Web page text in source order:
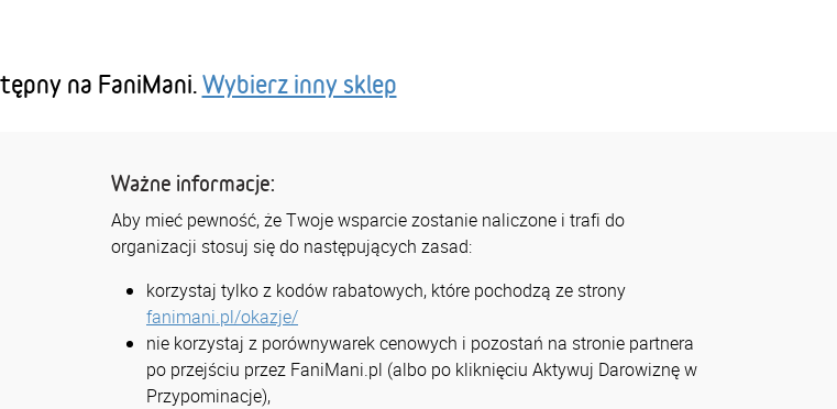
na FaniMani. Wybierz inny sklep
Ważne informacje:
Aby mieć pewność, że Twoje wsparcie zostanie naliczone i trafi do
organizacji stosuj się do następujących zasad:
korzystaj tylko z kodów rabatowych, które pochodzą ze strony
fanimani.pl/okazje/
nie korzystaj z porównywarek cenowych i pozostań na stronie partnera
po przejściu przez FaniMani.pl (albo po kliknięciu Aktywuj Darowiznę w
Przypominacje),